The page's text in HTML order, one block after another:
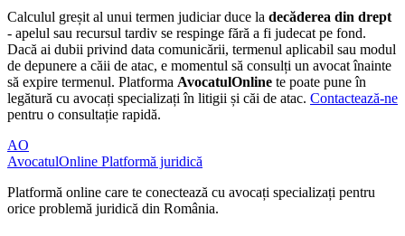
Calculul greșit al unui termen judiciar duce la decăderea din drept
- apelul sau recursul tardiv se respinge fără a fi judecat pe fond.
Dacă ai dubii privind data comunicării, termenul aplicabil sau modul
de depunere a căii de atac, e momentul să consulți un avocat înainte
să expire termenul. Platforma AvocatulOnline te poate pune în
legătură cu avocați specializați în litigii și căi de atac. Contactează-ne
pentru o consultație rapidă.
AO
AvocatulOnline Platformă juridică
Platformă online care te conectează cu avocați specializați pentru
orice problemă juridică din România.